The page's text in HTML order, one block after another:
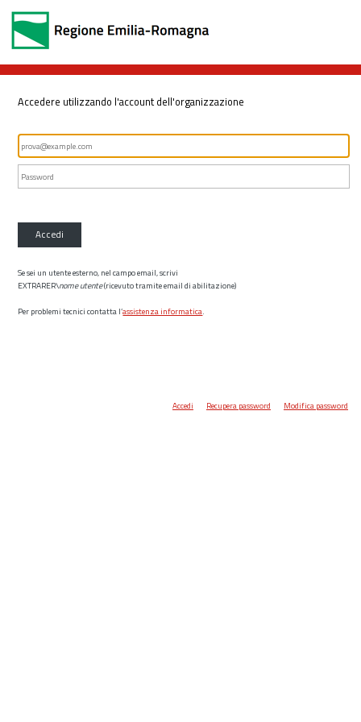
Accedere utilizzando l'account dell'organizzazione
Accedi
Se sei un utente esterno, nel campo email, scrivi
EXTRARER\nome utente(ricevuto tramite email di abilitazione)
Per problemi tecnici contatta l’assistenza informatica.
Accedi Recupera password Modifica password